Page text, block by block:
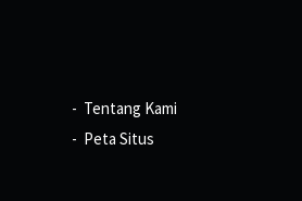
Tentang Kami
Peta Situs